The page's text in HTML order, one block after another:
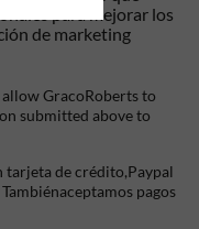
para mejorar los
de marketing
GracoRoberts to
submitted above to
tarjeta de crédito,Paypal
pagos